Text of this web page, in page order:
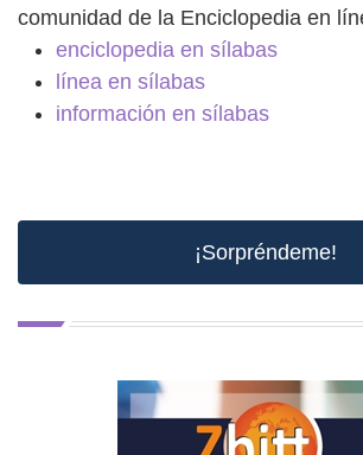
comunidad de la Enciclopedia en
enciclopedia en sílabas
línea en sílabas
información en sílabas
¡Sorpréndeme!